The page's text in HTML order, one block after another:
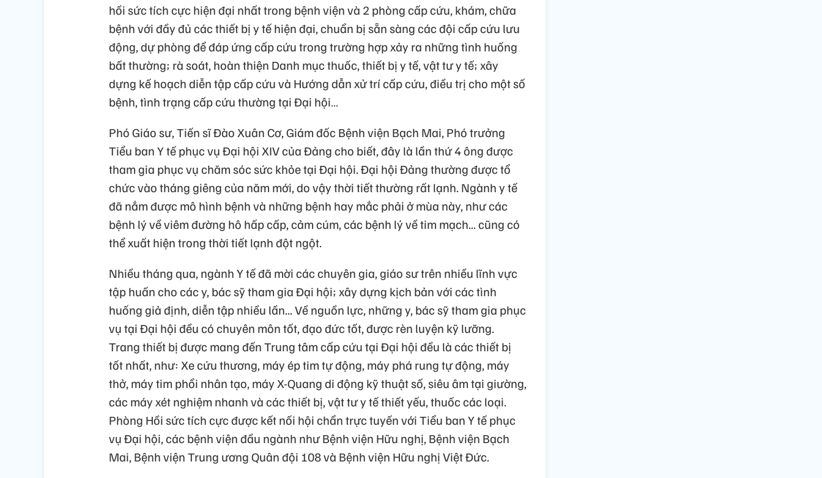
hồi sức tích cực hiện đại nhất trong bệnh viện và 2 phòng cấp cứu, khám, chữa
bệnh với đầy đủ các thiết bị y tế hiện đại, chuẩn bị sẵn sàng các đội cấp cứu lưu
động, dự phòng để đáp ứng cấp cứu trong trường hợp xảy ra những tình huống
bất thường; rà soát, hoàn thiện Danh mục thuốc, thiết bị y tế, vật tư y tế; xây
dựng kế hoạch diễn tập cấp cứu và Hướng dẫn xử trí cấp cứu, điều trị cho một số
bệnh, tình trạng cấp cứu thường tại Đại hội…
Phó Giáo sư, Tiến sĩ Đào Xuân Cơ, Giám đốc Bệnh viện Bạch Mai, Phó trưởng
Tiểu ban Y tế phục vụ Đại hội XIV của Đảng cho biết, đây là lần thứ 4 ông được
tham gia phục vụ chăm sóc sức khỏe tại Đại hội. Đại hội Đảng thường được tổ
chức vào tháng giêng của năm mới, do vậy thời tiết thường rất lạnh. Ngành y tế
đã nắm được mô hình bệnh và những bệnh hay mắc phải ở mùa này, như các
bệnh lý về viêm đường hô hấp cấp, cảm cúm, các bệnh lý về tim mạch... cũng có
thể xuất hiện trong thời tiết lạnh đột ngột.
Nhiều tháng qua, ngành Y tế đã mời các chuyên gia, giáo sư trên nhiều lĩnh vực
tập huấn cho các y, bác sỹ tham gia Đại hội; xây dựng kịch bản với các tình
huống giả định, diễn tập nhiều lần... Về nguồn lực, những y, bác sỹ tham gia phục
vụ tại Đại hội đều có chuyên môn tốt, đạo đức tốt, được rèn luyện kỹ lưỡng.
Trang thiết bị được mang đến Trung tâm cấp cứu tại Đại hội đều là các thiết bị
tốt nhất, như: Xe cứu thương, máy ép tim tự động, máy phá rung tự động, máy
thở, máy tim phổi nhân tạo, máy X-Quang di động kỹ thuật số, siêu âm tại giường,
các máy xét nghiệm nhanh và các thiết bị, vật tư y tế thiết yếu, thuốc các loại.
Phòng Hồi sức tích cực được kết nối hội chẩn trực tuyến với Tiểu ban Y tế phục
vụ Đại hội, các bệnh viện đầu ngành như Bệnh viện Hữu nghị, Bệnh viện Bạch
Mai, Bệnh viện Trung ương Quân đội 108 và Bệnh viện Hữu nghị Việt Đức.